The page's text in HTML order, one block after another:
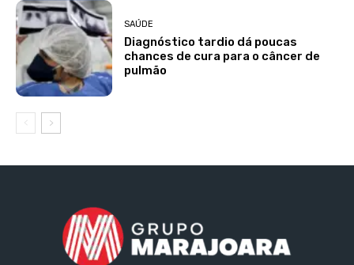
SAÚDE
Diagnóstico tardio dá poucas
chances de cura para o câncer de
pulmão